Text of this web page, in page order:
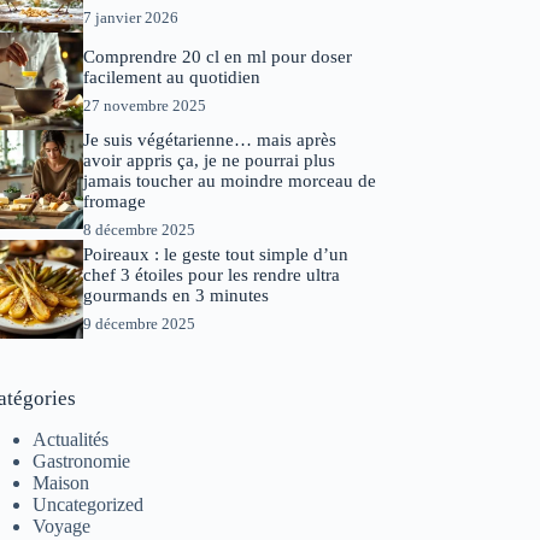
7 janvier 2026
Comprendre 20 cl en ml pour doser
facilement au quotidien
27 novembre 2025
Je suis végétarienne… mais après
avoir appris ça, je ne pourrai plus
jamais toucher au moindre morceau de
fromage
8 décembre 2025
Poireaux : le geste tout simple d’un
chef 3 étoiles pour les rendre ultra
gourmands en 3 minutes
9 décembre 2025
Actualités
Gastronomie
Maison
Uncategorized
Voyage